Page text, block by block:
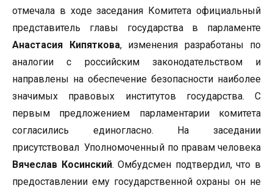
отмечала в ходе заседания Комитета официальный
представитель главы государства в парламенте
Анастасия Кипяткова, изменения разработаны по
аналогии с российским законодательством и
направлены на обеспечение безопасности наиболее
значимых правовых институтов государства. С
первым предложением парламентарии комитета
согласились единогласно. На заседании
присутствовал Уполномоченный по правам человека
Вячеслав Косинский. Омбудсмен подтвердил, что в
предоставлении ему государственной охраны он не